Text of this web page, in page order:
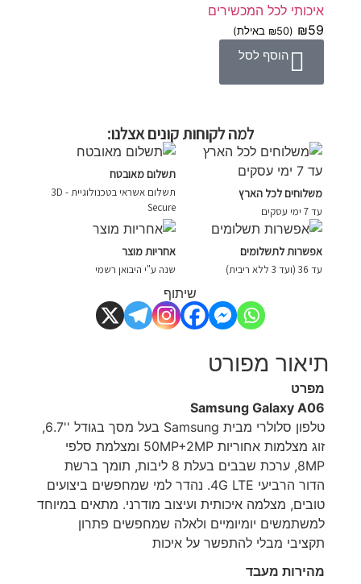
איכותי לכל המכשירים
₪59
(
₪50 באילת)
הוסף לסל
למה לקוחות קונים אצלנו:
משלוחים לכל הארץ
עד 7 ימי עסקים
תשלום מאובטח
תשלום אשראי בטכנולוגיית - 3D
Secure
אפשרות לתשלומים
עד 36 (ועד 3 ללא ריבית)
אחריות מוצר
שנה ע"י היבואן רשמי
שיתוף
תיאור מפורט
מפרט
Samsung Galaxy A06
טלפון סלולרי מבית Samsung בעל מסך בגודל ''6.7,
זוג מצלמות אחוריות 50MP+2MP ומצלמת סלפי
8MP, ערכת שבבים בעלת 8 ליבות, תומך ברשת
הדור הרביעי 4G LTE. נהדר למי שמחפשים ביצועים
טובים, מצלמה איכותית ועיצוב מודרני. מתאים במיוחד
למשתמשים יומיומיים ולאלה שמחפשים פתרון
תקציבי מבלי להתפשר על איכות
מהירות מעבד